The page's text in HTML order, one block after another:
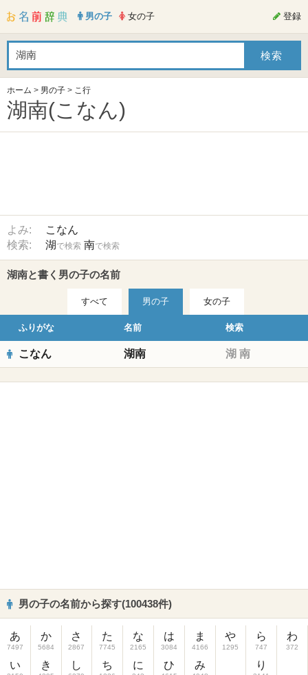
男の子 女の子 登録
ホーム > 男の子 > こ行
湖南(こなん)
よみ:
こなん
検索:
湖 で検索 南で検索
湖南と書く男の子の名前
すべて 男の子 女の子
ふりがな 名前 検索
こなん 湖南 湖 南
男の子の名前から探す(100438件)
あ
7497
い
か
5684
き
さ
2867
し
た
7745
ち
な
2165
に
は
3084
ひ
ま
4166
み
や
1295
ら
747
り
わ
372